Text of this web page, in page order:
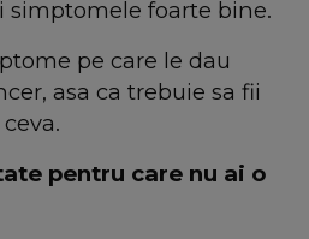
simptomele foarte bine.
pe care le dau
asa ca trebuie sa fii
pentru care nu ai o